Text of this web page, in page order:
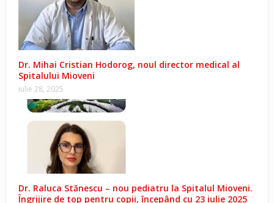
Dr. Mihai Cristian Hodorog, noul director medical al
Spitalului Mioveni
iulie 28, 2025
Dr. Raluca Stănescu – nou pediatru la Spitalul Mioveni.
Îngrijire de top pentru copii, începând cu 23 iulie 2025